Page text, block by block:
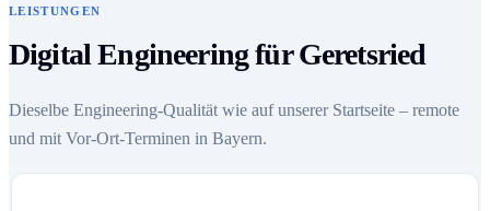
LEISTUNGEN
Digital Engineering für Geretsried
Dieselbe Engineering-Qualität wie auf unserer Startseite – remote
und mit Vor-Ort-Terminen in Bayern.